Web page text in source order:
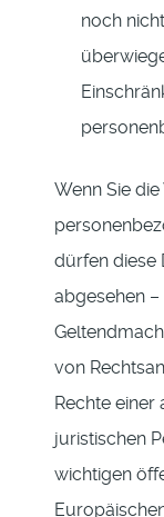
noch
Wenn Sie
dürfen diese
abgesehen
von
Rechte
juristischen
wichtigen